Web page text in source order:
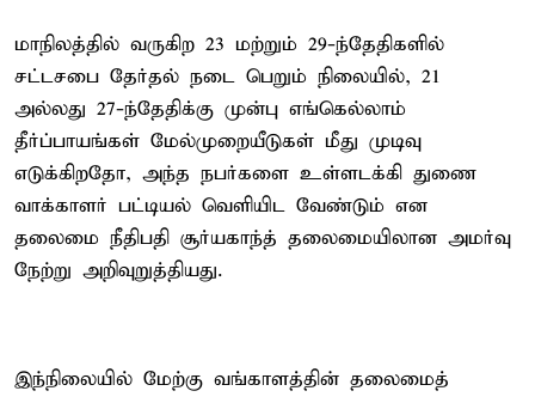
மாநிலத்தில் வருகிற 23 மற்றும் 29-ந்தேதிகளில்
சட்டசபை தேர்தல் நடை பெறும் நிலையில், 21
அல்லது 27-ந்தேதிக்கு முன்பு எங்கெல்லாம்
தீர்ப்பாயங்கள் மேல்முறையீடுகள் மீது முடிவு
எடுக்கிறதோ, அந்த நபர்களை உள்ளடக்கி துணை
வாக்காளர் பட்டியல் வெளியிட வேண்டும் என
தலைமை நீதிபதி சூர்யகாந்த் தலைமையிலான அமர்வு
நேற்று அறிவுறுத்தியது.
இந்நிலையில் மேற்கு வங்காளத்தின் தலைமைத்